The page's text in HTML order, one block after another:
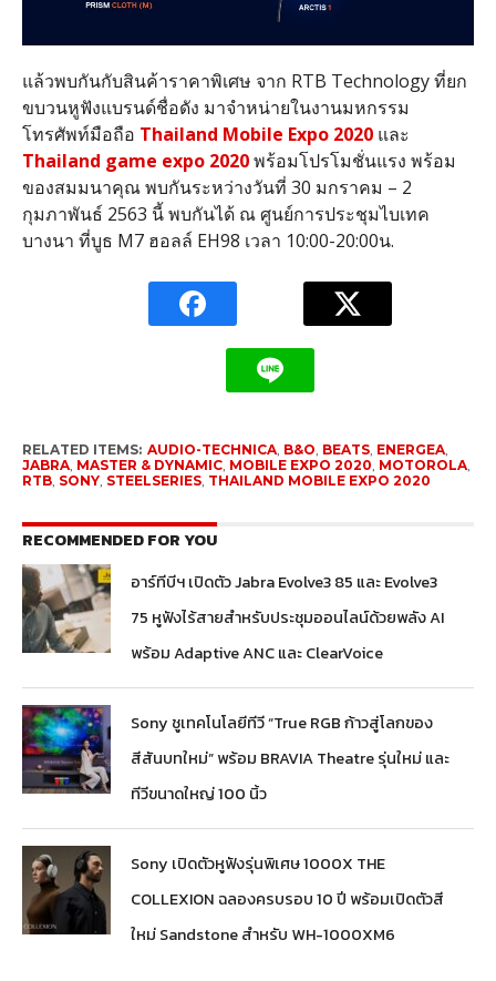
แล้วพบกันกับสินค้าราคาพิเศษ จาก RTB Technology ที่ยก
ขบวนหูฟังแบรนด์ชื่อดัง มาจำหน่ายในงานมหกรรม
โทรศัพท์มือถือ Thailand Mobile Expo 2020และ
Thailand game expo 2020พร้อมโปรโมชั่นแรง พร้อม
ของสมมนาคุณ พบกันระหว่างวันที่ 30 มกราคม – 2
กุมภาพันธ์ 2563 นี้ พบกันได้ ณ ศูนย์การประชุมไบเทค
บางนา ที่บูธ M7 ฮอลล์ EH98 เวลา 10:00-20:00น.
RELATED ITEMS: AUDIO-TECHNICA, B&O, BEATS, ENERGEA,
JABRA, MASTER & DYNAMIC, MOBILE EXPO 2020, MOTOROLA,
RTB, SONY, STEELSERIES, THAILAND MOBILE EXPO 2020
RECOMMENDED FOR YOU
อาร์ทีบีฯ เปิดตัว Jabra Evolve3 85 และ Evolve3
75 หูฟังไร้สายสำหรับประชุมออนไลน์ด้วยพลัง AI
พร้อม Adaptive ANC และ ClearVoice
Sony ชูเทคโนโลยีทีวี “True RGB ก้าวสู่โลกของ
สีสันบทใหม่” พร้อม BRAVIA Theatre รุ่นใหม่ และ
ทีวีขนาดใหญ่ 100 นิ้ว
Sony เปิดตัวหูฟังรุ่นพิเศษ 1000X THE
COLLEXION ฉลองครบรอบ 10 ปี พร้อมเปิดตัวสี
ใหม่ Sandstone สำหรับ WH-1000XM6